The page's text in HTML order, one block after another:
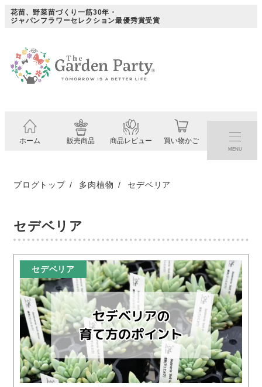
メ花苗、野菜苗づくり一筋30年・
ジャパンフラワーセレクション最優秀賞受賞
ホーム 販売商品 商品レビュー 買い物かご
MENU
ブログトップ 多肉植物 セデベリア
セデベリア
セデベリア